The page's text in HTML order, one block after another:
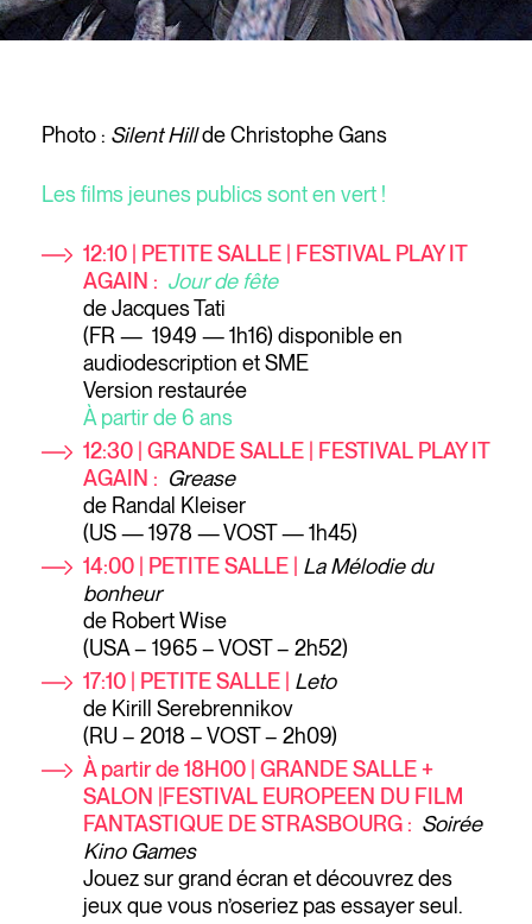
Photo : Silent Hillde Christophe Gans
Les films jeunes publics sont en vert !
12:10 | PETITE SALLE | FESTIVAL PLAY IT
AGAIN : Jour de fête
de Jacques Tati
(FR — 1949 — 1h16) disponible en
audiodescription et SME
Version restaurée
À partir de 6 ans
12:30 | GRANDE SALLE | FESTIVAL PLAY IT
AGAIN : Grease
de Randal Kleiser
(US — 1978 — VOST — 1h45)
14:00 | PETITE SALLE | La Mélodie du
bonheur
de Robert Wise
(USA – 1965 – VOST – 2h52)
17:10 | PETITE SALLE | Leto
de Kirill Serebrennikov
(RU – 2018 – VOST – 2h09)
À partir de 18H00 | GRANDE SALLE +
SALON |FESTIVAL EUROPEEN DU FILM
FANTASTIQUE DE STRASBOURG : Soirée
Kino Games
Jouez sur grand écran et découvrez des
jeux que vous n’oseriez pas essayer seul.